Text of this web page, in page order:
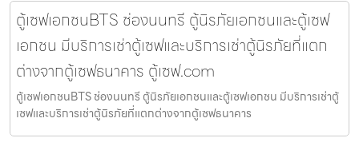
ตู้เซฟเอกชนBTS ช่องนนทรี ตู้นิรภัยเอกชนและตู้เซฟ
เอกชน มีบริการเช่าตู้เซฟและบริการเช่าตู้นิรภัยที่แตก
ต่างจากตู้เซฟธนาคาร ตู้เซฟ.com
ตู้เซฟเอกชนBTS ช่องนนทรี ตู้นิรภัยเอกชนและตู้เซฟเอกชน มีบริการเช่าตู้
เซฟและบริการเช่าตู้นิรภัยที่แตกต่างจากตู้เซฟธนาคาร